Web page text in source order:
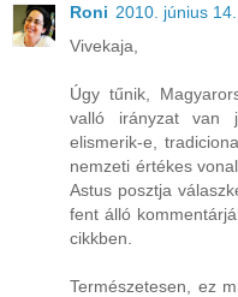
Roni 2010. június
Vivekaja,
Úgy tűnik,
valló irányzat van
elismerik-e,
nemzeti értékes
Astus posztja
fent álló
cikkben.
Természetesen, ez